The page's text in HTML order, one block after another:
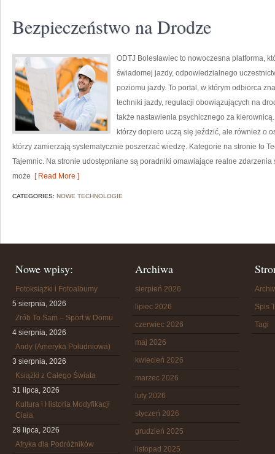
Bezpieczeństwo na Drodze
ODTJ Bolesławiec to nowoczesna platforma,
świadomej jazdy, odpowiedzialnego
poziomu jazdy. To portal, w którym odbiorca
techniki jazdy, regulacji obowiązujących na
także nastawienia psychicznego za
którzy dopiero uczą się jeździć, ale również o
którzy zamierzają systematycznie poszerzać wiedzę. Kategorie na stronie to
Tajemnic. Na stronie udostępniane są poradniki omawiające realne
może [ Read More ]
CATEGORIES: NOWE TECHNOLOGIE
Nowe wpisy:
Fotoksiążki i Fotoalbumy
5 sierpnia, 2026
Zrób To Sam – Sport w Domu
4 sierpnia, 2026
Andy (Ameryka Południowa)
3 sierpnia, 2026
Książki z Całego Świata
31 lipca, 2026
Kultura i Historia Modyfikacji
Ciała
29 lipca, 2026
Afryka dla Podróżników
Archiwa
sierpień 2026
lipiec 2026
czerwiec 2026
maj 2026
kwiecień 2026
marzec 2026
luty 2026
styczeń 2026
grudzień 2025
listopad 2025
Spis
Tagi